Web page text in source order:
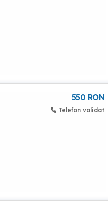
550 RON
Telefon validat